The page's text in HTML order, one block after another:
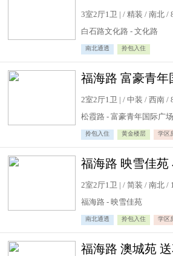
3室2厅1卫 | / 精装 / 南北 /
白石路文化路 - 文化路
南北通透 拎包入住
2室2厅1卫 | / 中装 / 西南 /
松霞路 - 富豪青年国际广场
拎包入住 黄金楼层 学区
福海路 映雪佳苑
2室2厅1卫 | / 简装 / 南北 /
福海路 - 映雪佳苑
南北通透 拎包入住 学区